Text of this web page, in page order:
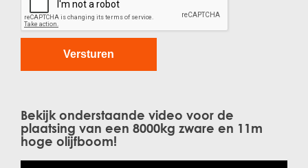
Bekijk onderstaande video voor de
plaatsing van een 8000kg zware en 11m
hoge olijfboom!